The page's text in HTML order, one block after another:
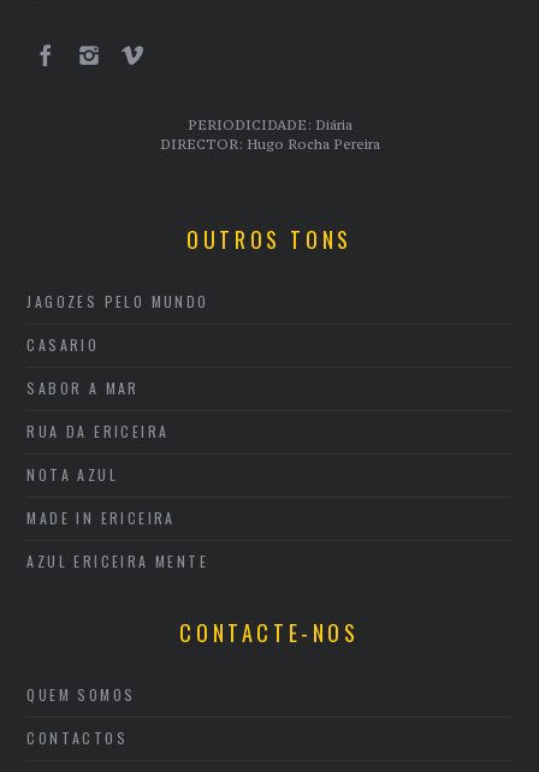
PERIODICIDADE: Diária
DIRECTOR: Hugo Rocha Pereira
OUTROS TONS
JAGOZES PELO MUNDO
CASARIO
SABOR A MAR
RUA DA ERICEIRA
NOTA AZUL
MADE IN ERICEIRA
AZUL ERICEIRA MENTE
CONTACTE-NOS
QUEM SOMOS
CONTACTOS